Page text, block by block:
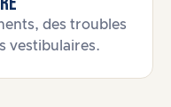
des troubles
vestibulaires.